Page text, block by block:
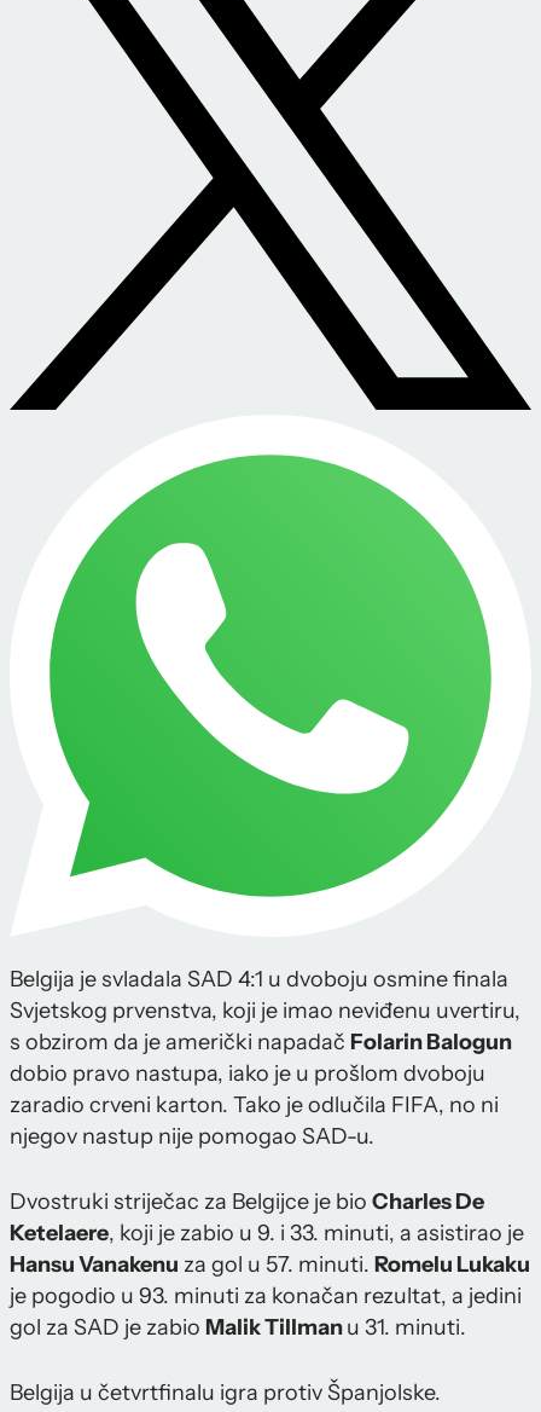
Belgija je svladala SAD 4:1 u dvoboju osmine finala
Svjetskog prvenstva, koji je imao neviđenu uvertiru,
s obzirom da je američki napadač Folarin Balogun
dobio pravo nastupa, iako je u prošlom dvoboju
zaradio crveni karton. Tako je odlučila FIFA, no ni
njegov nastup nije pomogao SAD-u.
Dvostruki striječac za Belgijce je bio Charles De
Ketelaere, koji je zabio u 9. i 33. minuti, a asistirao je
Hansu Vanakenu za gol u 57. minuti. Romelu Lukaku
je pogodio u 93. minuti za konačan rezultat, a jedini
gol za SAD je zabio Malik Tillmanu 31. minuti.
Belgija u četvrtfinalu igra protiv Španjolske.